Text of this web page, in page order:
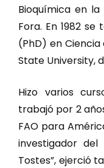
Bioquímica en la
Fora. En 1982
(PhD) en
State University,
Hizo varios
trabajó por 2
FAO para
investigador del
Tostes”, ejerció